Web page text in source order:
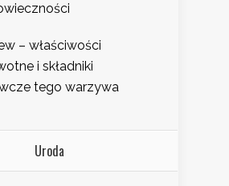
– właściwości
i składniki
tego warzywa
Uroda